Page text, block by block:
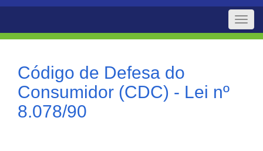
Toggle
Código de Defesa do
Consumidor (CDC) - Lei nº
8.078/90